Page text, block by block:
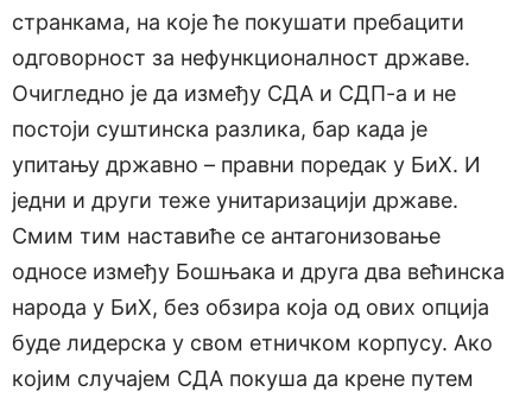
странкама, на које ће покушати пребацити
одговорност за нефункционалност државе.
Очигледно је да између СДА и СДП-а и не
постоји суштинска разлика, бар када је
упитању државно – правни поредак у БиХ. И
једни и други теже унитаризацији државе.
Смим тим наставиће се антагонизовање
односе између Бошњака и друга два већинска
народа у БиХ, без обзира која од ових опција
буде лидерска у свом етничком корпусу. Ако
којим случајем СДА покуша да крене путем